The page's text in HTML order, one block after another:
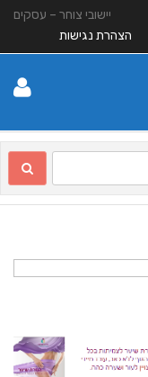
יישובי צוחר – עסקים
הצהרת נגישות